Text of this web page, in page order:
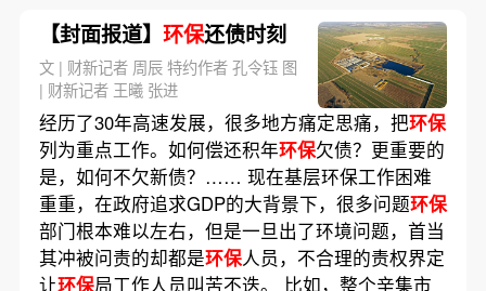
【封面报道】 环保还债时刻
文 | 财新记者 周辰 特约作者 孔令钰 图
| 财新记者 王曦 张进
经历了30年高速发展，很多地方痛定思痛，把环保
列为重点工作。如何偿还积年环保欠债？更重要的
是，如何不欠新债？…… 现在基层环保工作困难
重重，在政府追求GDP的大背景下，很多问题环保
部门根本难以左右，但是一旦出了环境问题，首当
其冲被问责的却都是环保人员，不合理的责权界定
让环保局工作人员叫苦不迭。 比如，整个辛集市